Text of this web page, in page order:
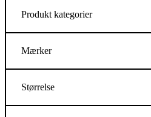
Produkt kategorier
Mærker
Størrelse